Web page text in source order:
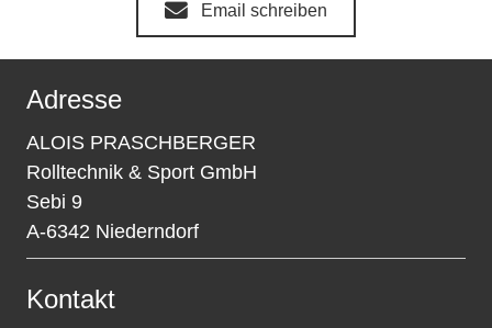
Email schreiben
Adresse
ALOIS PRASCHBERGER
Rolltechnik & Sport GmbH
Sebi 9
A-6342 Niederndorf
Kontakt